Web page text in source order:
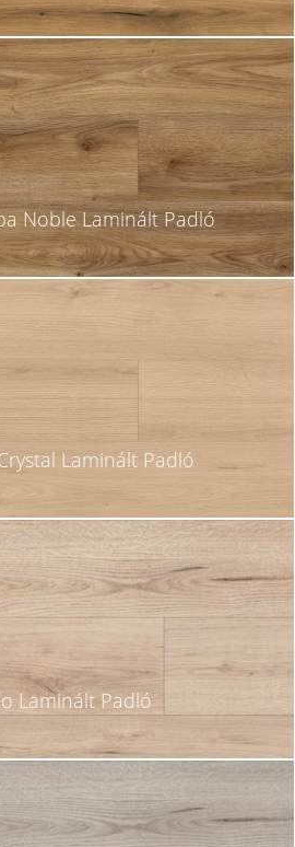
Noble Laminált Padló
Laminált Padló
Laminált Padló